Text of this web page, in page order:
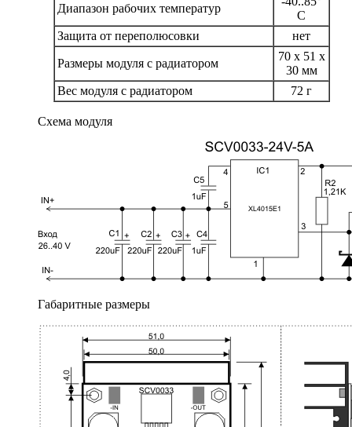
Диапазон рабочих температур
С
Защита от переполюсовки
нет
Размеры модуля с радиатором
70 х 51 х
30 мм
Вес модуля с радиатором
72 г
Схема модуля
Габаритные размеры